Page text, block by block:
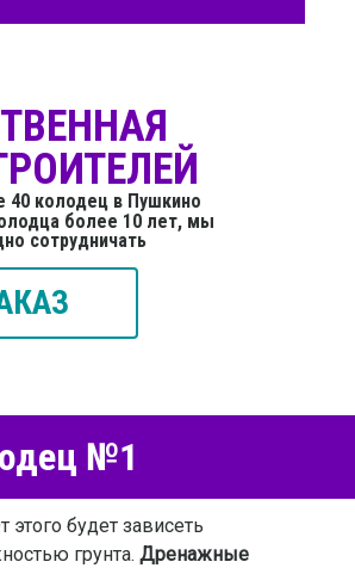
40 колодец в Пушкино
более 10 лет, мы
сотрудничать
№1
этого будет зависеть
грунта. Дренажные